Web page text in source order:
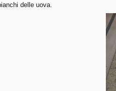
delle uova.